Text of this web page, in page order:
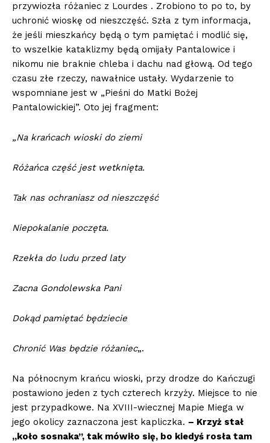
przywiozła różaniec z Lourdes . Zrobiono to po to, by
uchronić wioskę od nieszczęść. Szła z tym informacja,
że jeśli mieszkańcy będą o tym pamiętać i modlić się,
to wszelkie kataklizmy będą omijały Pantalowice i
nikomu nie braknie chleba i dachu nad głową. Od tego
czasu złe rzeczy, nawałnice ustały. Wydarzenie to
wspomniane jest w „Pieśni do Matki Bożej
Pantalowickiej”. Oto jej fragment:
„Na krańcach wioski do ziemi
Różańca część jest wetknięta.
Tak nas ochraniasz od nieszczęść
Niepokalanie poczęta.
Rzekła do ludu przed laty
Zacna Gondolewska Pani
Dokąd pamiętać będziecie
Chronić Was będzie różaniec„.
Na północnym krańcu wioski, przy drodze do Kańczugi
postawiono jeden z tych czterech krzyży. Miejsce to nie
jest przypadkowe. Na XVIII-wiecznej Mapie Miega w
jego okolicy zaznaczona jest kapliczka. – Krzyż stał
„koło sosnaka”, tak mówiło się, bo kiedyś rosła tam